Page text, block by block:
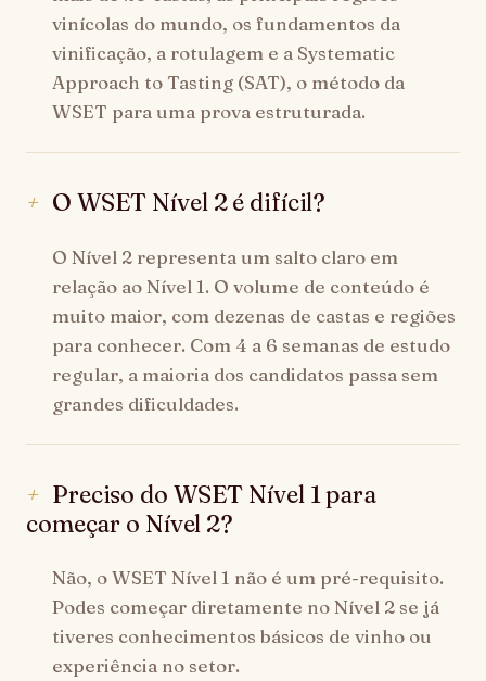
vinícolas do mundo, os fundamentos da
vinificação, a rotulagem e a Systematic
Approach to Tasting (SAT), o método da
WSET para uma prova estruturada.
O WSET Nível 2 é difícil?
O Nível 2 representa um salto claro em
relação ao Nível 1. O volume de conteúdo é
muito maior, com dezenas de castas e regiões
para conhecer. Com 4 a 6 semanas de estudo
regular, a maioria dos candidatos passa sem
grandes dificuldades.
Preciso do WSET Nível 1 para
começar o Nível 2?
Não, o WSET Nível 1 não é um pré-requisito.
Podes começar diretamente no Nível 2 se já
tiveres conhecimentos básicos de vinho ou
experiência no setor.